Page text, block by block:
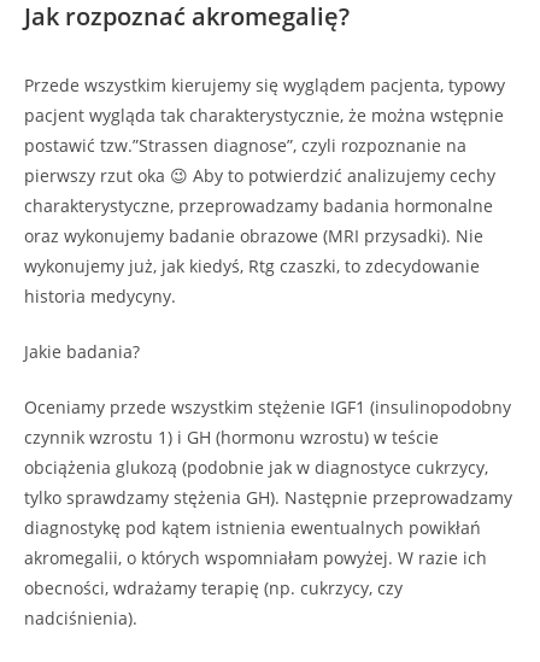
Jak rozpoznać akromegalię?
Przede wszystkim kierujemy się wyglądem pacjenta, typowy
pacjent wygląda tak charakterystycznie, że można wstępnie
postawić tzw.”Strassen diagnose”, czyli rozpoznanie na
pierwszy rzut oka 😉 Aby to potwierdzić analizujemy cechy
charakterystyczne, przeprowadzamy badania hormonalne
oraz wykonujemy badanie obrazowe (MRI przysadki). Nie
wykonujemy już, jak kiedyś, Rtg czaszki, to zdecydowanie
historia medycyny.
Jakie badania?
Oceniamy przede wszystkim stężenie IGF1 (insulinopodobny
czynnik wzrostu 1) i GH (hormonu wzrostu) w teście
obciążenia glukozą (podobnie jak w diagnostyce cukrzycy,
tylko sprawdzamy stężenia GH). Następnie przeprowadzamy
diagnostykę pod kątem istnienia ewentualnych powikłań
akromegalii, o których wspomniałam powyżej. W razie ich
obecności, wdrażamy terapię (np. cukrzycy, czy
nadciśnienia).